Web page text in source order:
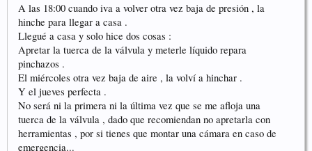
A las 18:00 cuando iva a volver otra vez baja de presión , la
hinche para llegar a casa .
Llegué a casa y solo hice dos cosas :
Apretar la tuerca de la válvula y meterle líquido repara
pinchazos .
El miércoles otra vez baja de aire , la volví a hinchar .
Y el jueves perfecta .
No será ni la primera ni la última vez que se me afloja una
tuerca de la válvula , dado que recomiendan no apretarla con
herramientas , por si tienes que montar una cámara en caso de
emergencia...